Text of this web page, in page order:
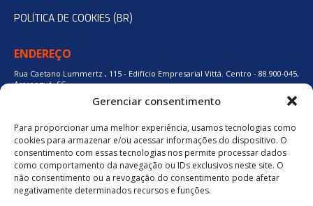
Gerenciar consentimento
Para proporcionar uma melhor experiência, usamos tecnologias como
cookies para armazenar e/ou acessar informações do dispositivo. O
consentimento com essas tecnologias nos permite processar dados
como comportamento da navegação ou IDs exclusivos neste site. O
não consentimento ou a revogação do consentimento pode afetar
negativamente determinados recursos e funções.
POLÍTICA DE COOKIES (BR)
ENDEREÇO
Rua Caetano Lummertz , 115 - Edifício Empresarial Vittá. Centro - 88.900-045,
Araranguá, SC.
48 3524-0137
48 9880-84667